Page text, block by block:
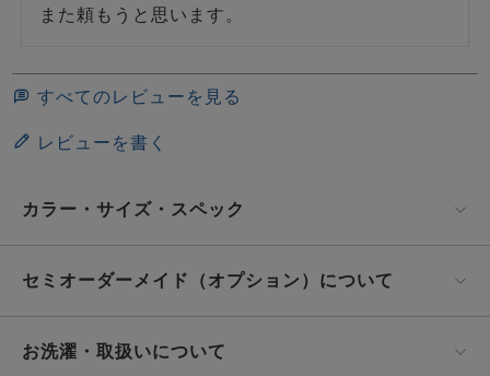
また頼もうと思います。
すべてのレビューを見る
レビューを書く
カラー・サイズ・スペック
セミオーダーメイド（オプション）について
お洗濯・取扱いについて